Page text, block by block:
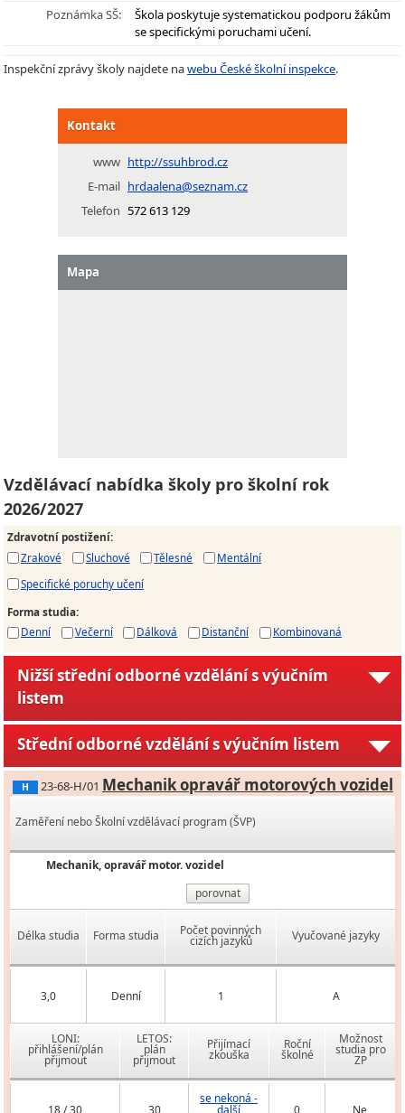
Poznámka SŠ:
Škola poskytuje systematickou podporu žákům
se specifickými poruchami učení.
Inspekční zprávy školy najdete nawebu České školní inspekce.
Kontakt
www http://ssuhbrod.cz
E-mail hrdaalena@seznam.cz
Telefon 572 613 129
Mapa
Vzdělávací nabídka školy pro školní rok
2026/2027
Zdravotní postižení:
Zrakové
Sluchové Tělesné
Mentální
Specifické poruchy učení
Forma studia:
Denní
Večerní Dálková Distanční Kombinovaná
Nižší střední odborné vzdělání s výučním
listem
Střední odborné vzdělání s výučním listem
H 23-68-H/01 Mechanik opravář motorových vozidel
Zaměření nebo Školní vzdělávací program (ŠVP)
Mechanik, opravář motor. vozidel
porovnat
Délka studia Forma studia Počet povinných
cizích jazyků Vyučované jazyky
3,0 Denní 1 A
LONI:
přihlášení/plán
přijmout
LETOS:
plán
přijmout
Přijímací
zkouška
Roční
školné
Možnost
studia pro
ZP
se nekoná -